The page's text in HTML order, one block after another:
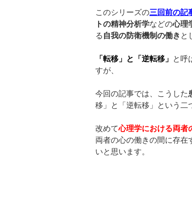
このシリーズの三回前の記
トの精神分析学などの心理
る 自我の防衛機制の働き と
「転移」と「逆転移」 と呼
すが、
今回の記事では、こうした
移」と「逆転移」という二
改めて心理学における両者
両者の心の働きの間に存在
いと思います。